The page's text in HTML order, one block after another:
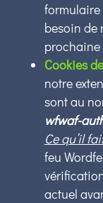
formulaire
besoin de
prochaine
Cookies
notre
sont au
wfwaf-
Ce qu’il
feu
actuel